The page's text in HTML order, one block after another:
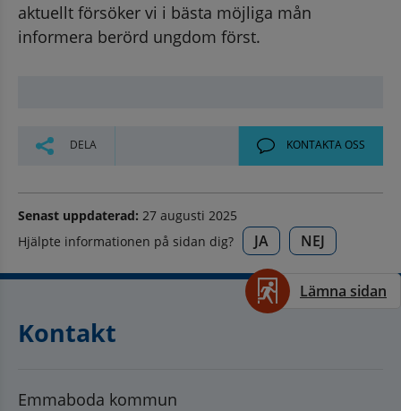
aktuellt försöker vi i bästa möjliga mån
informera berörd ungdom först.
DELA KONTAKTA OSS
Senast uppdaterad: 27 augusti 2025
Hjälpte informationen på sidan dig?
JA NEJ
Lämna sidan
Kontakt
Emmaboda kommun